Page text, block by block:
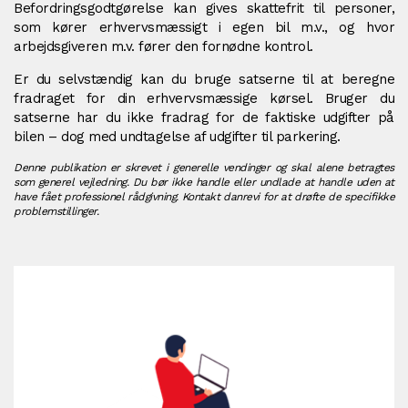
Befordringsgodtgørelse kan gives skattefrit til personer,
som kører erhvervsmæssigt i egen bil m.v., og hvor
arbejdsgiveren m.v. fører den fornødne kontrol.
Er du selvstændig kan du bruge satserne til at beregne
fradraget for din erhvervsmæssige kørsel. Bruger du
satserne har du ikke fradrag for de faktiske udgifter på
bilen – dog med undtagelse af udgifter til parkering.
Denne publikation er skrevet i generelle vendinger og skal alene betragtes
som generel vejledning. Du bør ikke handle eller undlade at handle uden at
have fået professionel rådgivning. Kontakt danrevi for at drøfte de specifikke
problemstillinger.